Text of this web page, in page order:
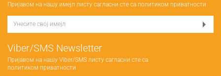
Пријавом на нашу имејл листу сагласни сте са политиком приватности
Viber/SMS Newsletter
Пријавом на нашу Viber/SMS листу сагласни сте са
политиком приватности